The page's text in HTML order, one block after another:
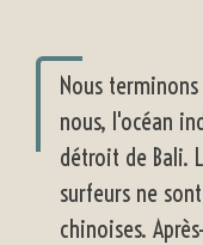
Nous
nous, l'océan
détroit de Bali.
surfeurs ne
chinoises.